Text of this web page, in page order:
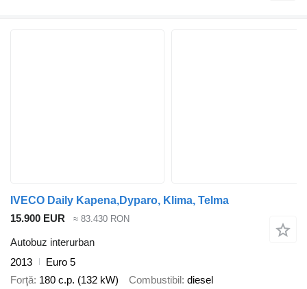
IVECO Daily Kapena,Dyparo, Klima, Telma
15.900 EUR
≈ 83.430 RON
Autobuz interurban
2013
Euro 5
Forţă 180 c.p. (132 kW) Combustibil diesel